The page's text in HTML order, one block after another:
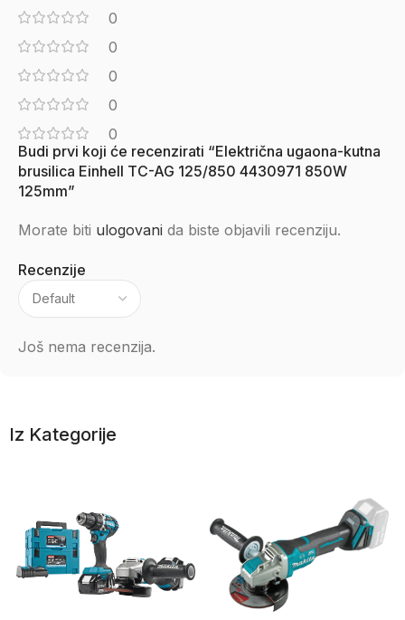
0
0
0
0
0
Recenzije
Još nema recenzija.
Budi prvi koji će recenzirati “Električna ugaona-kutna
brusilica Einhell TC-AG 125/850 4430971 850W
125mm”
Morate biti ulogovani da biste objavili recenziju.
Iz Kategorije